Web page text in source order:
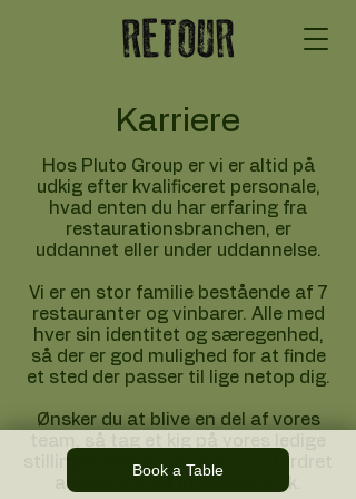
Karriere
Hos Pluto Group er vi er altid på
udkig efter kvalificeret personale,
hvad enten du har erfaring fra
restaurationsbranchen, er
uddannet eller under uddannelse.​
Vi er en stor familie bestående af 7
restauranter og vinbarer. Alle med
hver sin identitet og særegenhed,
så der er god mulighed for at finde
et sted der passer til lige netop dig.​
Ønsker du at blive en del af vores
stillinger eller send os en uopfordret
ansøgning på
job@retour.dk
Book a Table